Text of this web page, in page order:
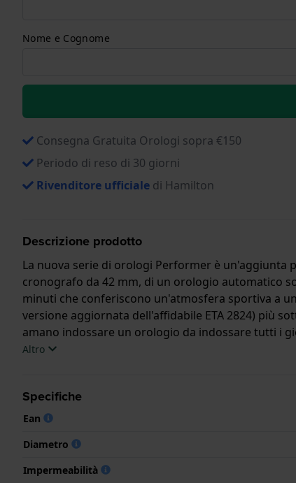
Nome e Cognome
Consegna Gratuita Orologi sopra €150
Periodo di reso di 30 giorni
Rivenditore ufficiale di Hamilton
Descrizione prodotto
La nuova serie di orologi Performer è un'aggiunta
cronografo da 42 mm, di un orologio automatico
minuti che conferiscono un'atmosfera sportiva a
versione aggiornata dell'affidabile ETA 2824) più
amano indossare un orologio da indossare tutti i
L'orologio è impermeabile a 10ATM. Questo
.
Altro
Specifiche
Ean
Diametro
Impermeabilità